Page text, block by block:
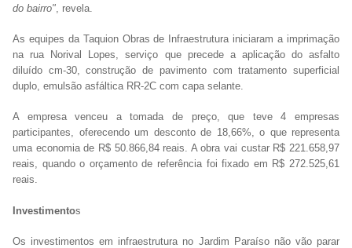
do bairro", revela.
As equipes da Taquion Obras de Infraestrutura iniciaram a imprimação
na rua Norival Lopes, serviço que precede a aplicação do asfalto
diluído cm-30, construção de pavimento com tratamento superficial
duplo, emulsão asfáltica RR-2C com capa selante.
A empresa venceu a tomada de preço, que teve 4 empresas
participantes, oferecendo um desconto de 18,66%, o que representa
uma economia de R$ 50.866,84 reais. A obra vai custar R$ 221.658,97
reais, quando o orçamento de referência foi fixado em R$ 272.525,61
reais.
Investimentos
Os investimentos em infraestrutura no Jardim Paraíso não vão parar